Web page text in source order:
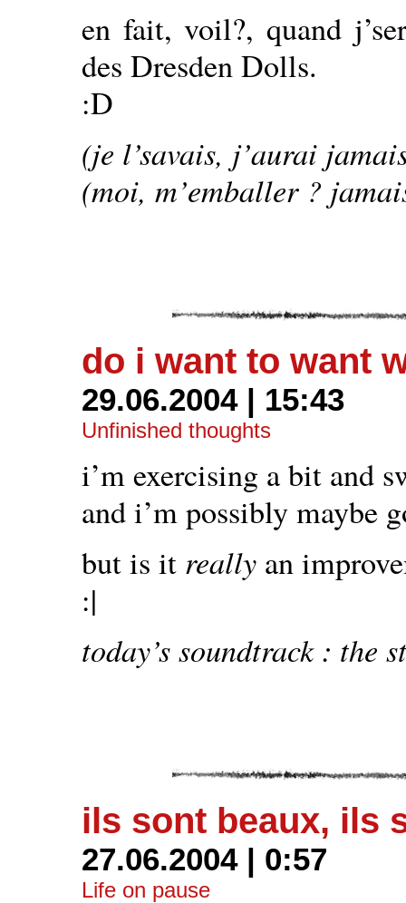
en fait, voil?, quand
des Dresden Dolls.
:D
(je l’savais, j’aurai
(moi, m’emballer ?
do i want to want
29.06.2004 | 15:43
Unfinished thoughts
i’m exercising a bit and
and i’m possibly maybe
but is it really an
:|
today’s soundtrack : the
ils sont beaux, ils
27.06.2004 | 0:57
Life on pause